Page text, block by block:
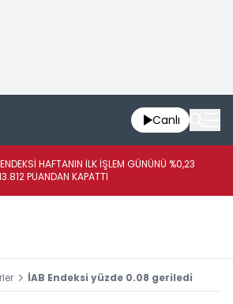
Canlı
HAFTANIN İLK İŞLEM GÜNÜNÜ %0,23
PUANDAN KAPATTI
İAB Endeksi yüzde 0.08 geriledi